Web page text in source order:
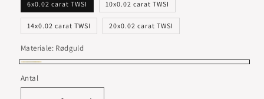
6x0.02 carat TWSI 10x0.02 carat TWSI
14x0.02 carat TWSI 20x0.02 carat TWSI
Materiale: Rødguld
Antal